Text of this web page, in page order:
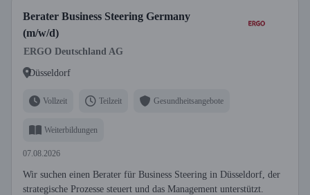
Berater Business Steering Germany
(m/w/d)
ERGO Deutschland AG
Düsseldorf
Vollzeit Teilzeit Gesundheitsangebote
Weiterbildungen
07.08.2026
Wir suchen einen Berater für Business Steering in Düsseldorf, der
strategische Prozesse steuert und das Management unterstützt.